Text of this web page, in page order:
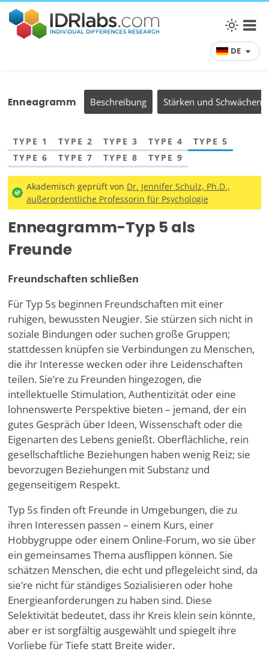
DE
Enneagramm Beschreibung Stärken und Schwächen
TYPE 1 TYPE 2 TYPE 3 TYPE 4
TYPE 5
TYPE 6
TYPE 7 TYPE 8 TYPE 9
Akademisch geprüft von Dr. Jennifer Schulz, Ph.D.,
außerordentliche Professorin für Psychologie
Enneagramm-Typ 5 als
Freunde
Freundschaften schließen
Für Typ 5s beginnen Freundschaften mit einer
ruhigen, bewussten Neugier. Sie stürzen sich nicht in
soziale Bindungen oder suchen große Gruppen;
stattdessen knüpfen sie Verbindungen zu Menschen,
die ihr Interesse wecken oder ihre Leidenschaften
teilen. Sie’re zu Freunden hingezogen, die
intellektuelle Stimulation, Authentizität oder eine
lohnenswerte Perspektive bieten – jemand, der ein
gutes Gespräch über Ideen, Wissenschaft oder die
Eigenarten des Lebens genießt. Oberflächliche, rein
gesellschaftliche Beziehungen haben wenig Reiz; sie
bevorzugen Beziehungen mit Substanz und
gegenseitigem Respekt.
Typ 5s finden oft Freunde in Umgebungen, die zu
ihren Interessen passen – einem Kurs, einer
Hobbygruppe oder einem Online-Forum, wo sie über
ein gemeinsames Thema ausflippen können. Sie
schätzen Menschen, die echt und pflegeleicht sind, da
sie’re nicht für ständiges Sozialisieren oder hohe
Energieanforderungen zu haben sind. Diese
Selektivität bedeutet, dass ihr Kreis klein sein könnte,
aber er ist sorgfältig ausgewählt und spiegelt ihre
Vorliebe für Tiefe statt Breite wider.